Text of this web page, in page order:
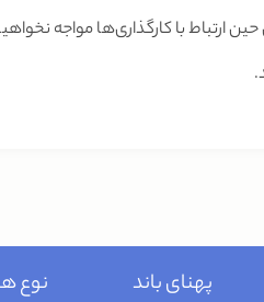
ارتباط با کارگذاری‌ها مواجه
پهنای باند نوع